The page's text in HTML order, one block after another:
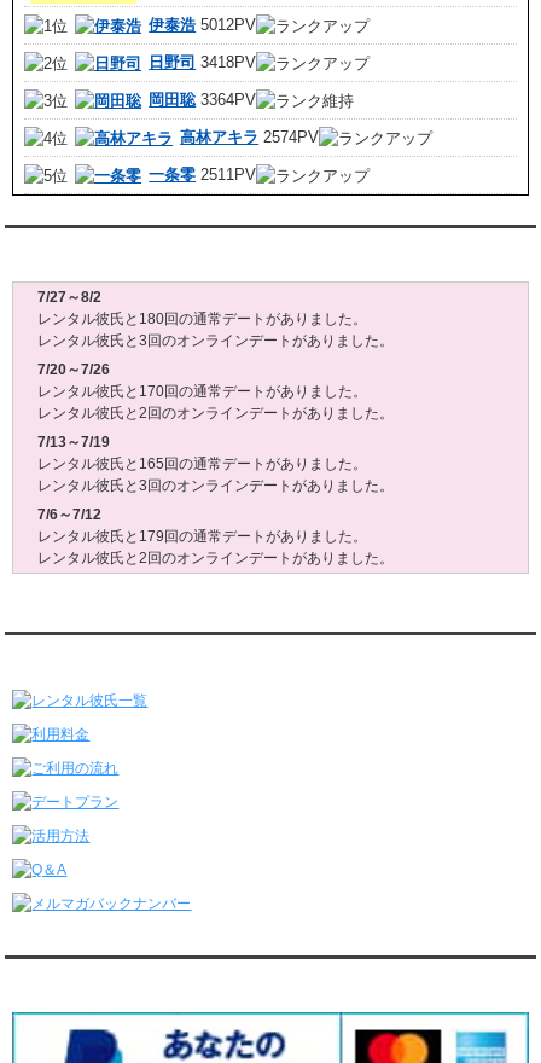
伊泰浩 5012PV
日野司 3418PV
岡田聡3364PV
高林アキラ 2574PV
一条零 2511PV
7/27～8/2
レンタル彼氏と180回の通常デートがありました。
レンタル彼氏と3回のオンラインデートがありました。
7/20～7/26
レンタル彼氏と170回の通常デートがありました。
レンタル彼氏と2回のオンラインデートがありました。
7/13～7/19
レンタル彼氏と165回の通常デートがありました。
レンタル彼氏と3回のオンラインデートがありました。
7/6～7/12
レンタル彼氏と179回の通常デートがありました。
レンタル彼氏と2回のオンラインデートがありました。
レンタル彼氏と3回のオンラインデートがありました。
レンタル彼氏と2回のオンラインデートがありました。
6/15～6/21
レンタル彼氏と4回のオンラインデートがありました。
6/8～6/14
レンタル彼氏と161回の通常デートがありました。
レンタル彼氏と3回のオンラインデートがありました。
6/1～6/7
レンタル彼氏と165回の通常デートがありました。
レンタル彼氏と153回の通常デートがありました。